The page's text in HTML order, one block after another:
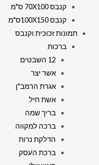
קנבס 70X100 ס"מ
קנבס 100X150ס"מ
תמונות זכוכית וקנבס
ברכות
12 השבטים
אשר יצר
אגרת הרמב"ן
אשת חיל
בריך שמה
ברכה למקווה
הדלקת נרות
ברכת העסק